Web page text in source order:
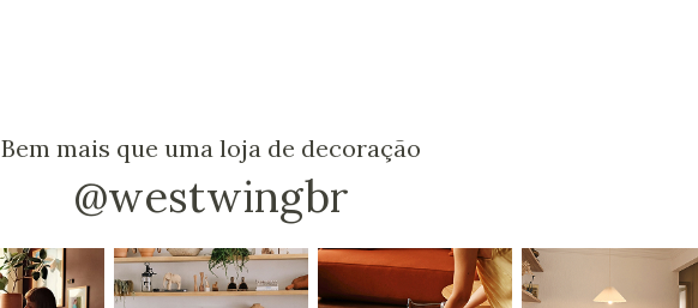
Bem mais que uma loja de decoração
@westwingbr